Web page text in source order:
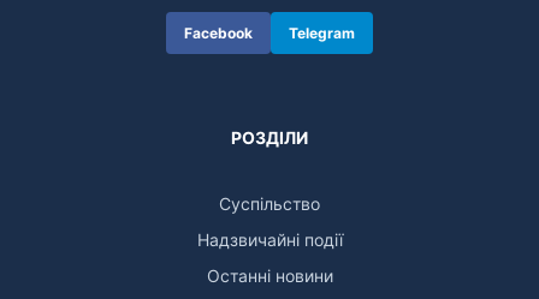
Facebook Telegram
РОЗДІЛИ
Суспільство
Надзвичайні події
Останні новини